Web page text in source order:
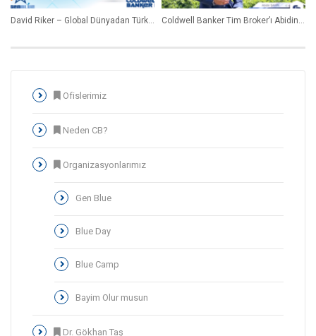
Ofislerimiz
Neden CB?
Organizasyonlarımız
Gen Blue
Blue Day
Blue Camp
Bayim Olur musun
Dr. Gökhan Taş